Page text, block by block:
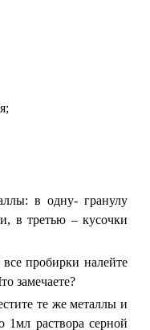
в одну- гранулу
в третью – кусочки
пробирки налейте
замечаете?
те же металлы и
1мл раствора серной